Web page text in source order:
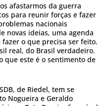
afastarmos da guerra
para reunir forças e fazer
nacionais
novas ideias, uma agenda
o que precisa ser feito.
real, do Brasil verdadeiro.
que este é o sentimento de
de Riedel, tem se
Nogueira e Geraldo